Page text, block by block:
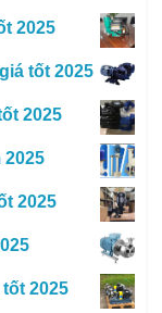
2025
tốt 2025
2025
2025
2025